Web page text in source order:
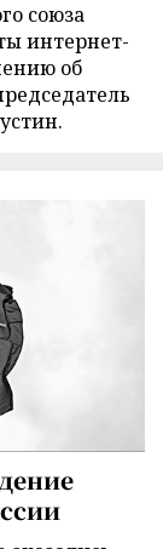
союза
интернет-
об